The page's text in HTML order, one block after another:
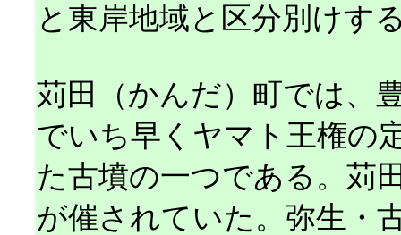
と東岸地域と区分別けす
苅田（かんだ）町では、
でいち早くヤマト王権の
た古墳の一つである。苅
が催されていた。弥生・